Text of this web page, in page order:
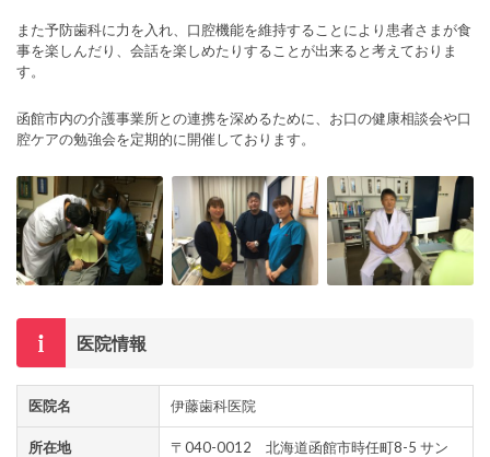
また予防歯科に力を入れ、口腔機能を維持することにより患者さまが食
事を楽しんだり、会話を楽しめたりすることが出来ると考えておりま
す。
函館市内の介護事業所との連携を深めるために、お口の健康相談会や口
腔ケアの勉強会を定期的に開催しております。
医院情報
医院名 伊藤歯科医院
所在地
〒040-0012 北海道函館市時任町8-5 サン